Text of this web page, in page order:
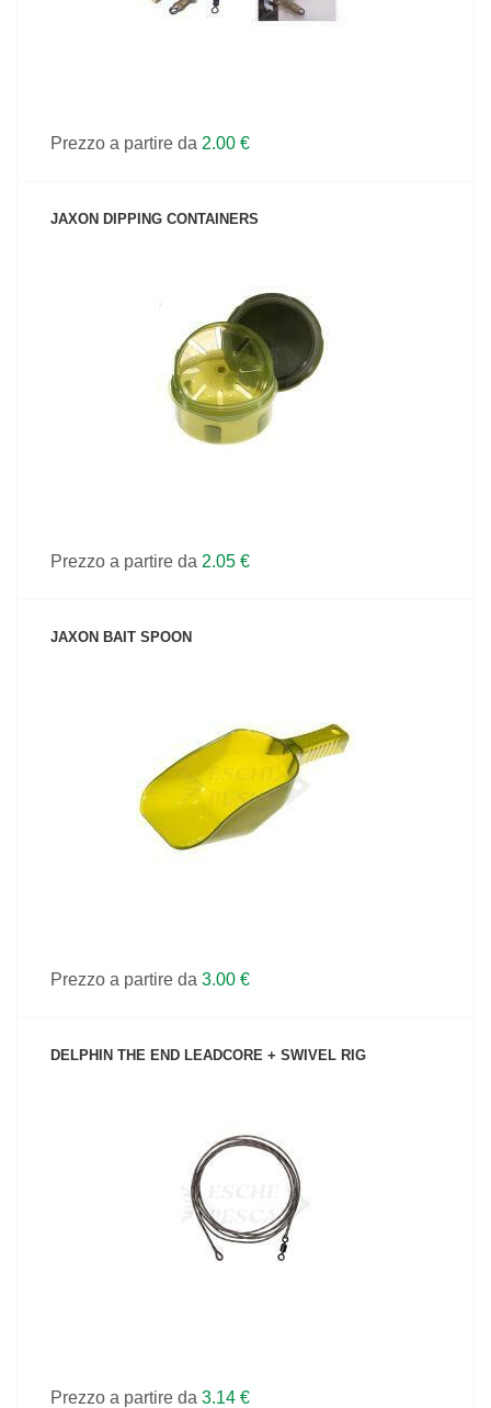
Prezzo a partire da 2.00 €
JAXON DIPPING CONTAINERS
VEDI IL PRODOTTO
Prezzo a partire da 2.05 €
JAXON BAIT SPOON
VEDI IL PRODOTTO
Prezzo a partire da 3.00 €
DELPHIN THE END LEADCORE + SWIVEL RIG
VEDI IL PRODOTTO
Prezzo a partire da 3.14 €